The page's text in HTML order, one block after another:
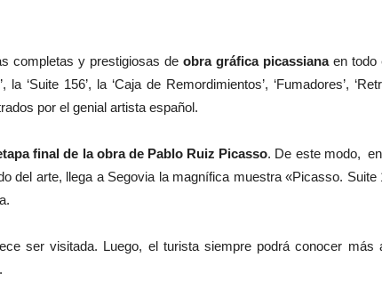
completas y prestigiosas de obra gráfica picassianaen todo
la ‘Suite 156’, la ‘Caja de Remordimientos’, ‘Fumadores’,
por el genial artista español.
final de la obra de Pablo Ruiz Picasso. De este modo,
del arte, llega a Segovia la magnífica muestra «Picasso. Suite
ser visitada. Luego, el turista siempre podrá conocer